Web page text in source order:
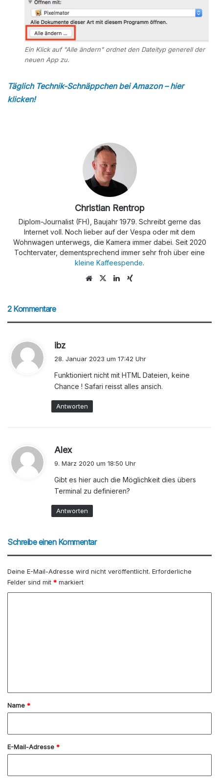
Ein Klick auf "Alle ändern" ordnet den Dateityp generell der
neuen App zu.
Täglich Technik-Schnäppchen bei Amazon – hier
klicken!
Christian Rentrop
Diplom-Journalist (FH), Baujahr 1979. Schreibt gerne das
Internet voll. Noch lieber auf der Vespa oder mit dem
Wohnwagen unterwegs, die Kamera immer dabei. Seit 2020
Tochtervater, dementsprechend immer sehr froh über eine
kleine Kaffeespende.
We
X
Lin
2 Kommentare
ibz
t
:
28. Januar 2023 um 17:42 Uhr
Funktioniert nicht mit HTML Dateien, keine
Chance ! Safari reisst alles ansich.
Antworten
Alexs
t
:
9. März 2020 um 18:50 Uhr
Gibt es hier auch die Möglichkeit dies übers
Terminal zu definieren?
Antworten
Schreibe einen Kommentar
Deine E-Mail-Adresse wird nicht veröffentlicht. Erforderliche
Felder sind mit * markiert
a
Name *
E-Mail-Adresse *